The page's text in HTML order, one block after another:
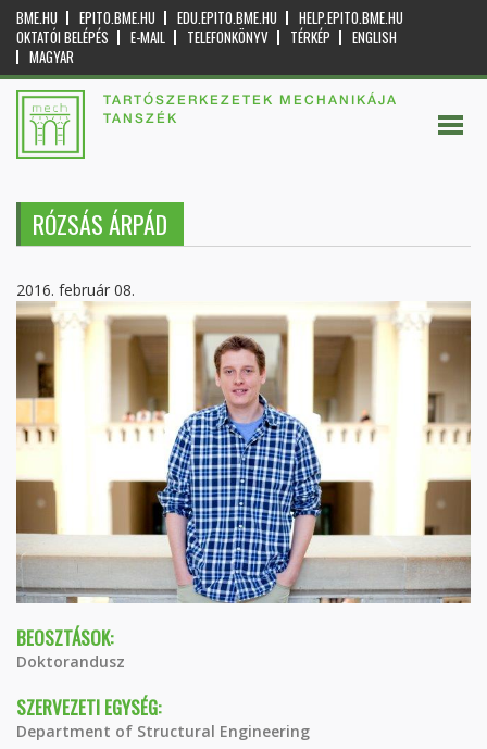
BME.HU EPITO.BME.HU EDU.EPITO.BME.HU
HELP.EPITO.BME.HU
OKTATÓI BELÉPÉS
E-MAIL TELEFONKÖNYV TÉRKÉP
ENGLISH
MAGYAR
TARTÓSZERKEZETEK MECHANIKÁJA
TANSZÉK
RÓZSÁS ÁRPÁD
2016. február 08.
BEOSZTÁSOK:
Doktorandusz
SZERVEZETI EGYSÉG:
Department of Structural Engineering